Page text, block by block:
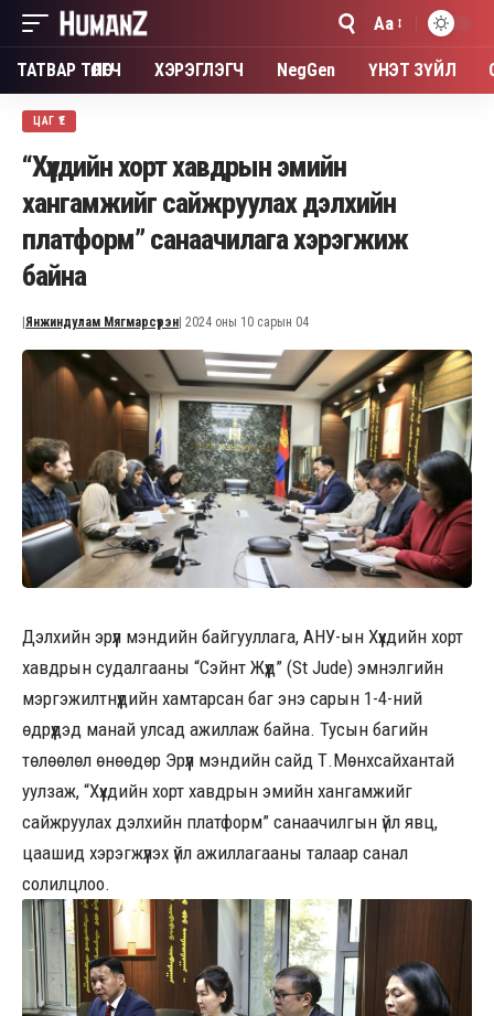
Font
Resizer
Aa
ТАТВАР ТӨЛӨГЧ ХЭРЭГЛЭГЧ NegGen ҮНЭТ ЗҮЙЛ
ЦАГ ҮЕ
“Хүүхдийн хорт хавдрын эмийн
хангамжийг сайжруулах дэлхийн
платформ” санаачилага хэрэгжиж
байна
Янжиндулам Мягмарсүрэн | 2024 оны 10 сарын 04
Дэлхийн эрүүл мэндийн байгууллага, АНУ-ын Хүүхдийн хорт
хавдрын судалгааны “Сэйнт Жүүд” (St Jude) эмнэлгийн
мэргэжилтнүүдийн хамтарсан баг энэ сарын 1-4-ний
өдрүүдэд манай улсад ажиллаж байна. Тусын багийн
төлөөлөл өнөөдөр Эрүүл мэндийн сайд Т.Мөнхсайхантай
уулзаж, “Хүүхдийн хорт хавдрын эмийн хангамжийг
сайжруулах дэлхийн платформ” санаачилгын үйл явц,
цаашид хэрэгжүүлэх үйл ажиллагааны талаар санал
солилцлоо.